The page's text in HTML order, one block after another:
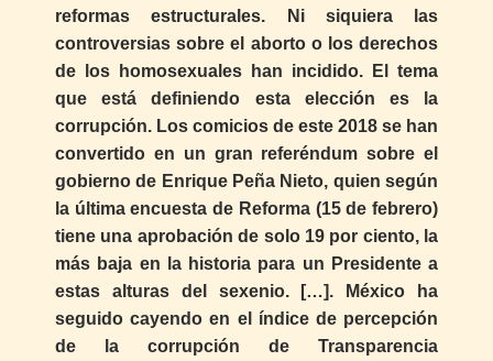
reformas estructurales. Ni siquiera las
controversias sobre el aborto o los derechos
de los homosexuales han incidido. El tema
que está definiendo esta elección es la
corrupción. Los comicios de este 2018 se han
convertido en un gran referéndum sobre el
gobierno de Enrique Peña Nieto, quien según
la última encuesta de Reforma (15 de febrero)
tiene una aprobación de solo 19 por ciento, la
más baja en la historia para un Presidente a
estas alturas del sexenio. […]. México ha
seguido cayendo en el índice de percepción
de la corrupción de Transparencia